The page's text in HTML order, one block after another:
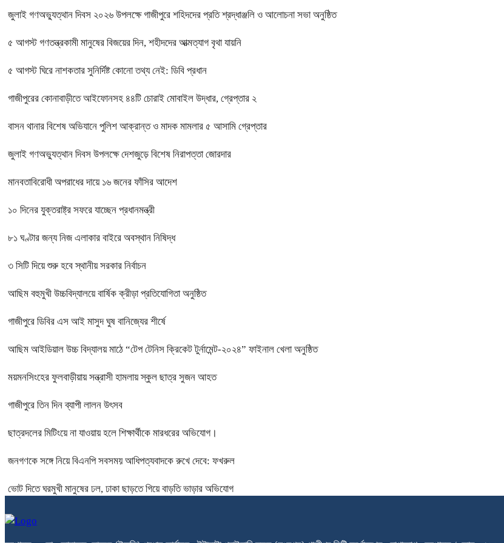
জুলাই গণঅভ্যুত্থান দিবস ২০২৬ উপলক্ষে গাজীপুরে শহিদদের প্রতি শ্রদ্ধাঞ্জলি ও আলোচনা সভা অনুষ্ঠিত
৫ আগস্ট গণতন্ত্রকামী মানুষের বিজয়ের দিন, শহীদদের আত্মত্যাগ বৃথা যায়নি
৫ আগস্ট ঘিরে নাশকতার সুনির্দিষ্ট কোনো তথ্য নেই: ডিবি প্রধান
গাজীপুরের কোনাবাড়ীতে আইফোনসহ ৪৪টি চোরাই মোবাইল উদ্ধার, গ্রেপ্তার ২
বাসন থানার বিশেষ অভিযানে পুলিশ আক্রান্ত ও মাদক মামলার ৫ আসামি গ্রেপ্তার
জুলাই গণঅভ্যুত্থান দিবস উপলক্ষে দেশজুড়ে বিশেষ নিরাপত্তা জোরদার
মানবতাবিরোধী অপরাধের দায়ে ১৬ জনের ফাঁসির আদেশ
১০ দিনের যুক্তরাষ্ট্র সফরে যাচ্ছেন প্রধানমন্ত্রী
৮১ ঘণ্টার জন্য নিজ এলাকার বাইরে অবস্থান নিষিদ্ধ
৩ সিটি দিয়ে শুরু হবে স্থানীয় সরকার নির্বাচন
আছিম বহুমুখী উচ্চবিদ্যালয়ে বার্ষিক ক্রীড়া প্রতিযোগিতা অনুষ্ঠিত
গাজীপুরে ডিবির এস আই মাসুদ ঘুষ বানিজ্যের শীর্ষে
আছিম আইডিয়াল উচ্চ বিদ্যালয় মাঠে “টেপ টেনিস ক্রিকেট টুর্নামেন্ট-২০২৪” ফাইনাল খেলা অনুষ্ঠিত
ময়মনসিংহের ফুলবাড়ীয়ায় সন্ত্রাসী হামলায় স্কুল ছাত্র সুজন আহত
গাজীপুরে তিন দিন ব্যাপী লালন উৎসব
ছাত্রদলের মিটিংয়ে না যাওয়ায় হলে শিক্ষার্থীকে মারধরের অভিযোগ।
জনগণকে সঙ্গে নিয়ে বিএনপি সবসময় আধিপত্যবাদকে রুখে দেবে: ফখরুল
ভোট দিতে ঘরমুখী মানুষের ঢল, ঢাকা ছাড়তে গিয়ে বাড়তি ভাড়ার অভিযোগ